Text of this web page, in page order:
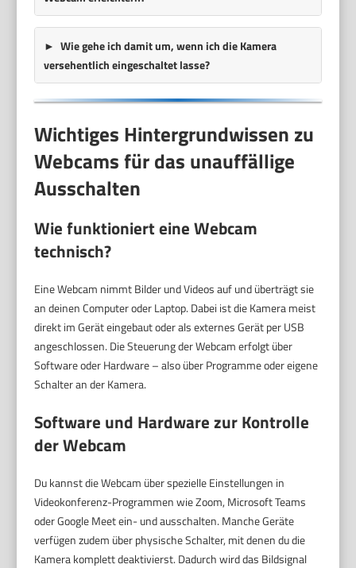
Wie gehe ich damit um, wenn ich die Kamera
versehentlich eingeschaltet lasse?
Wichtiges Hintergrundwissen zu
Webcams für das unauffällige
Ausschalten
Wie funktioniert eine Webcam
technisch?
Eine Webcam nimmt Bilder und Videos auf und überträgt sie
an deinen Computer oder Laptop. Dabei ist die Kamera meist
direkt im Gerät eingebaut oder als externes Gerät per USB
angeschlossen. Die Steuerung der Webcam erfolgt über
Software oder Hardware – also über Programme oder eigene
Schalter an der Kamera.
Software und Hardware zur Kontrolle
der Webcam
Du kannst die Webcam über spezielle Einstellungen in
Videokonferenz-Programmen wie Zoom, Microsoft Teams
oder Google Meet ein- und ausschalten. Manche Geräte
verfügen zudem über physische Schalter, mit denen du die
Kamera komplett deaktivierst. Dadurch wird das Bildsignal